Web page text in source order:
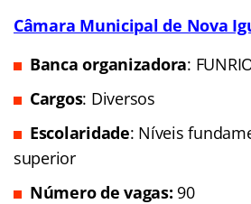
Câmara Municipal de Nova
Banca organizadora:
Cargos: Diversos
Escolaridade: Níveis
superior
Número de vagas: 90